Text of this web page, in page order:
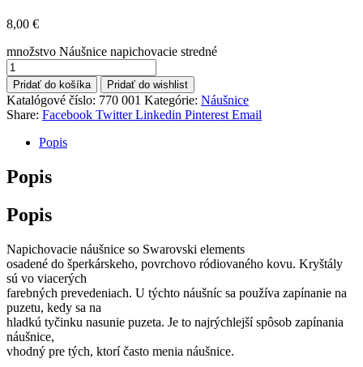
8,00 €
množstvo Náušnice napichovacie stredné
Pridať do košíka Pridať do wishlist
Katalógové číslo: 770 001 Kategórie: Náušnice
Share: Facebook Twitter Linkedin Pinterest Email
Popis
Popis
Popis
Napichovacie náušnice so Swarovski elements
osadené do šperkárskeho, povrchovo ródiovaného kovu. Kryštály
sú vo viacerých
farebných prevedeniach. U týchto náušníc sa používa zapínanie na
puzetu, kedy sa na
hladkú tyčinku nasunie puzeta. Je to najrýchlejší spôsob zapínania
náušnice,
vhodný pre tých, ktorí často menia náušnice.